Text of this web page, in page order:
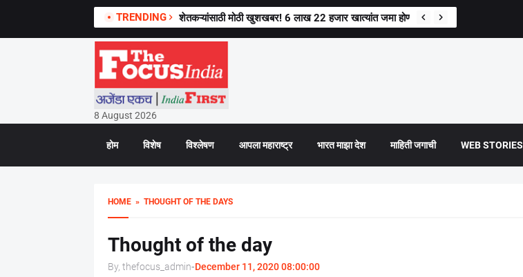
TRENDING शेतकऱ्यांसाठी मोठी खुशखबर! 6 लाख 22 हजार खात्यांत जमा होणार 5,029 कोटींचा पहिला हप्ता
8 August 2026
होम विशेष विश्लेषण आपला महाराष्ट्र भारत माझा देश माहिती जगाची WEB STORIES
HOME» THOUGHT OF THE DAYS
Thought of the day
By, thefocus_admin-December 11, 2020 08:00:00